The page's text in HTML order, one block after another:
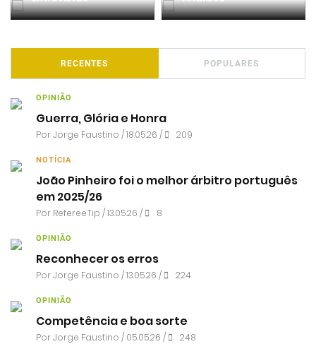
RECENTES POPULARES
OPINIÃO
Guerra, Glória e Honra
PorJorge Faustino / 18.05.26 / 209
NOTÍCIA
João Pinheiro foi o melhor árbitro português
em 2025/26
Por RefereeTip / 13.05.26 / 8
OPINIÃO
Reconhecer os erros
PorJorge Faustino / 13.05.26 / 224
OPINIÃO
Competência e boa sorte
PorJorge Faustino / 05.05.26 / 248